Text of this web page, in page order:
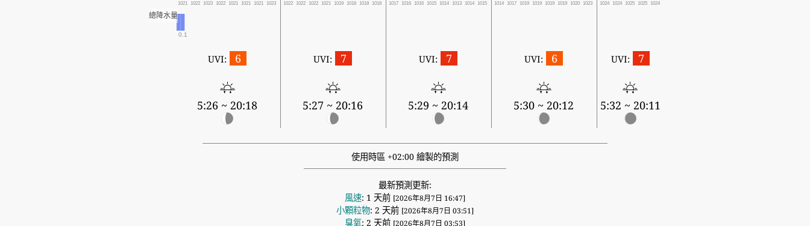
1021 1022 1023 1022 1021 1021 1021 1023 1022 1022 1022 1021 1019 1018 1018 1018 1017 1016 1016 1015 1014 1013 1014 1015 1014 1017 1019 1019 1019 1019 1020 1023 1024 1024 1025 1025 1024
總降水量
0.1
UVI: 6
5:26 ~ 20:18
UVI: 7
5:27 ~ 20:16
UVI: 7
5:29 ~ 20:14
UVI: 6
5:30 ~ 20:12
UVI: 7
5:32 ~ 20:11
使用時區 +02:00 繪製的預測
最新預測更新:
風速: 1 天前 [2026年8月7日 16:47]
小顆粒物: 2 天前 [2026年8月7日 03:51]
臭氧: 2 天前 [2026年8月7日 03:53]